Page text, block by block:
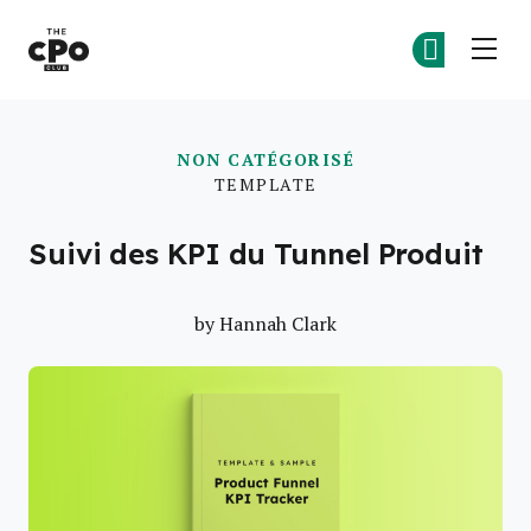
NON CATÉGORISÉ
TEMPLATE
Suivi des KPI du Tunnel Produit
byHannah Clark